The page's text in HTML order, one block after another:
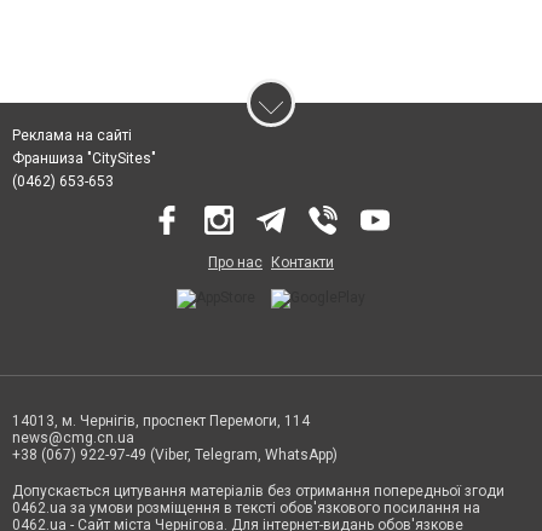
Реклама на сайті
Франшиза "CitySites"
(0462) 653-653
Про нас Контакти
14013, м. Чернігів, проспект Перемоги, 114
news@cmg.cn.ua
+38 (067) 922-97-49 (Viber, Telegram, WhatsApp)
Допускається цитування матеріалів без отримання попередньої згоди
0462.ua за умови розміщення в тексті обов'язкового посилання на
0462.ua - Сайт міста Чернігова. Для інтернет-видань обов'язкове